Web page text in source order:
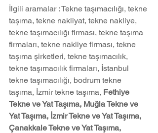
İlgili aramalar : Tekne taşımacılığı, tekne
taşıma, tekne nakliyat, tekne nakliye,
tekne taşımacılığı firması, tekne taşıma
firmaları, tekne nakliye firması, tekne
taşıma şirketleri, tekne taşımacılık,
tekne taşımacılık firmaları, İstanbul
tekne taşımacılığı, bodrum tekne
taşıma, İzmir tekne taşıma, Fethiye
Tekne ve Yat Taşıma, Muğla Tekne ve
Yat Taşıma, İzmir Tekne ve Yat Taşıma,
Çanakkale Tekne ve Yat Taşıma,